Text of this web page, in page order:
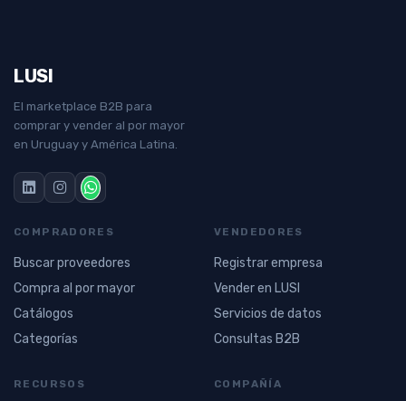
LUSI
El marketplace B2B para
comprar y vender al por mayor
en Uruguay y América Latina.
COMPRADORES
Buscar proveedores
Compra al por mayor
Catálogos
Categorías
VENDEDORES
Registrar empresa
Vender en LUSI
Servicios de datos
Consultas B2B
RECURSOS COMPAÑÍA